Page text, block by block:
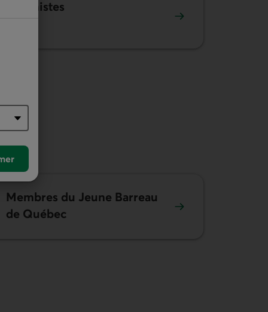
Urbanistes
Membres du Jeune Barreau
de Québec